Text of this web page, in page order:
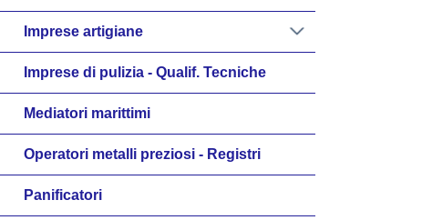
Imprese artigiane
Imprese di pulizia - Qualif. Tecniche
Mediatori marittimi
Operatori metalli preziosi - Registri
Panificatori